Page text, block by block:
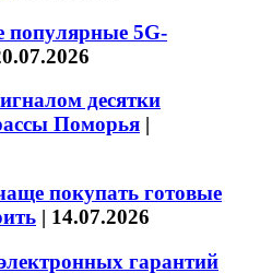
популярные 5G-
десятки
Поморья |
покупать готовые
| 14.07.2026
гарантий